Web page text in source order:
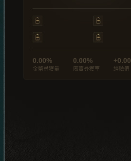
0.00%
金幣尋獲量
0.00%
魔寶尋獲率
+0.00
經驗值